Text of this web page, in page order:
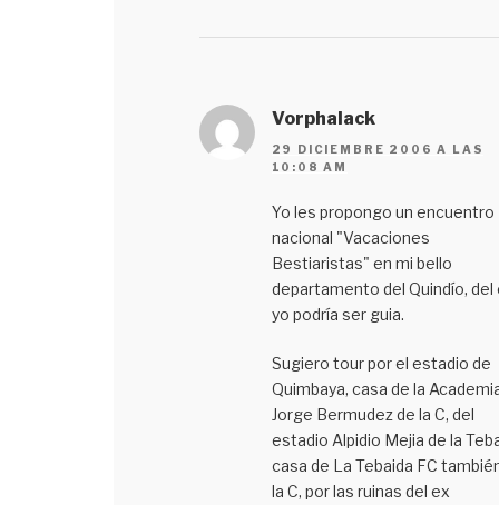
Vorphalack
29 DICIEMBRE 2006 A LAS
10:08 AM
Yo les propongo un encuentro
nacional "Vacaciones
Bestiaristas" en mi bello
departamento del Quindío, del
yo podría ser guia.
Sugiero tour por el estadio de
Quimbaya, casa de la
Jorge Bermudez de la C, del
estadio Alpidio Mejia de la
casa de La Tebaida FC
la C, por las ruinas del ex